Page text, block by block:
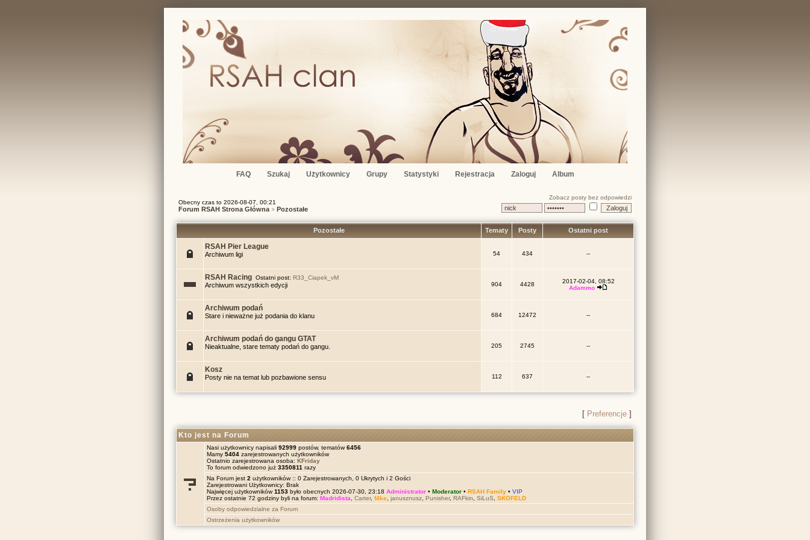
FAQ Szukaj Użytkownicy Grupy Statystyki Rejestracja Zaloguj Album
Obecny czas to 2026-08-07, 00:21
Forum RSAH Strona Główna » Pozostałe
Zobacz posty bez odpowiedzi
Pozostałe Tematy Posty Ostatni post
RSAH Pier League
Archiwum ligi 54 434 --
RSAH Racing Ostatni post: R33_Ciapek_vM
Archiwum wszystkich edycji 904 4428
2017-02-04, 08:52
Adammo
Archiwum podań
Stare i nieważne już podania do klanu 684 12472 --
Archiwum podań do gangu GTAT
Nieaktualne, stare tematy podań do gangu. 205 2745 --
Kosz
Posty nie na temat lub pozbawione sensu 112 637 --
[ Preferencje ]
Kto jest na Forum
Nasi użytkownicy napisali 92999 postów, tematów6456
Mamy 5404 zarejestrowanych użytkowników
Ostatnio zarejestrowana osoba: KFriday
To forum odwiedzono już 3350811 razy
Na Forum jest 2 użytkowników :: 0 Zarejestrowanych, 0 Ukrytych i 2 Gości
Zarejestrowani Użytkownicy: Brak
Najwięcej użytkowników1153 było obecnych 2026-07-30, 23:18 Administrator • Moderator • RSAH Family • VIP
Przez ostatnie 72 godziny byli na forum: Madridista Carter, f4ke janusznusz Punisher, RAFkin SiLuS
SKOFELD
Osoby odpowiedzialne za Forum
Ostrzeżenia użytkowników